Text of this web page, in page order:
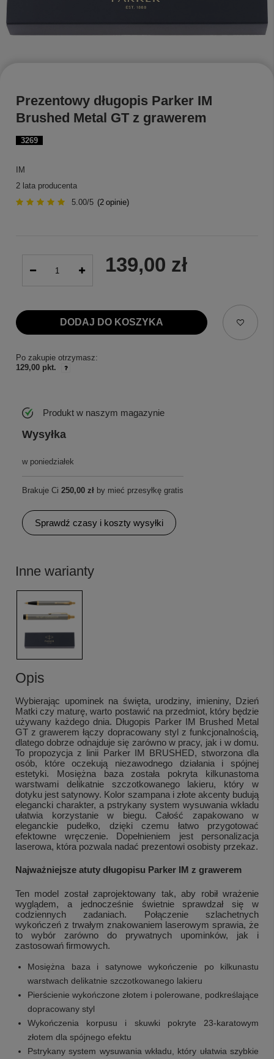
3269
Prezentowy długopis Parker IM
Brushed Metal GT z grawerem
IM
2 lata producenta
5.00/5 (2 opinie)
139,00 zł
DODAJ DO KOSZYKA
Po zakupie otrzymasz:
129,00 pkt.
Produkt w naszym magazynie
Wysyłka
w poniedziałek
Brakuje Ci 250,00 zł by mieć przesyłkę gratis
Sprawdź czasy i koszty wysyłki
Inne warianty
Opis
Wybierając upominek na święta, urodziny, imieniny, Dzień
Matki czy maturę, warto postawić na przedmiot, który będzie
używany każdego dnia. Długopis Parker IM Brushed Metal
GT z grawerem łączy dopracowany styl z funkcjonalnością,
dlatego dobrze odnajduje się zarówno w pracy, jak i w domu.
To propozycja z linii Parker IM BRUSHED, stworzona dla
osób, które oczekują niezawodnego działania i spójnej
estetyki. Mosiężna baza została pokryta kilkunastoma
warstwami delikatnie szczotkowanego lakieru, który w
dotyku jest satynowy. Kolor szampana i złote akcenty budują
elegancki charakter, a pstrykany system wysuwania wkładu
ułatwia korzystanie w biegu. Całość zapakowano w
eleganckie pudełko, dzięki czemu łatwo przygotować
efektowne wręczenie. Dopełnieniem jest personalizacja
laserowa, która pozwala nadać prezentowi osobisty przekaz.
Najważniejsze atuty długopisu Parker IM z grawerem
Ten model został zaprojektowany tak, aby robił wrażenie
wyglądem, a jednocześnie świetnie sprawdzał się w
codziennych zadaniach. Połączenie szlachetnych
wykończeń z trwałym znakowaniem laserowym sprawia, że
to wybór zarówno do prywatnych upominków, jak i
zastosowań firmowych.
Mosiężna baza i satynowe wykończenie po kilkunastu
warstwach delikatnie szczotkowanego lakieru
Pierścienie wykończone złotem i polerowane, podkreślające
dopracowany styl
Wykończenia korpusu i skuwki pokryte 23-karatowym
złotem dla spójnego efektu
Pstrykany system wysuwania wkładu, który ułatwia szybkie